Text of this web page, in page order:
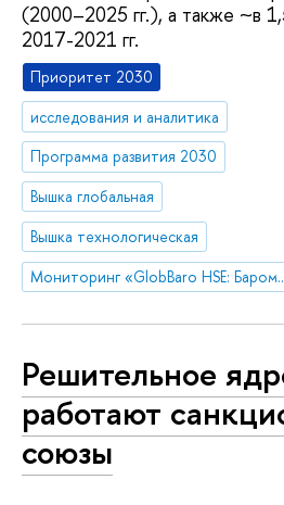
(2000–2025 гг.), а также ~в
2017-2021 гг.
Приоритет 2030
исследования и аналитика
Программа развития 2030
Вышка глобальная
Вышка технологическая
Мониторинг «GlobBaro
Решительное
работают
союзы